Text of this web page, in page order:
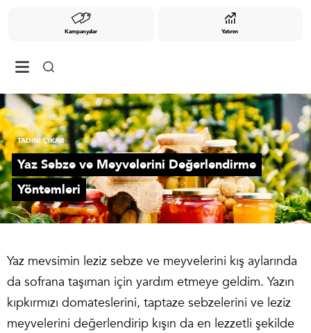
Kampanyalar Yatırım
TADINI ÇIKAR
Yaz Sebze ve Meyvelerini Değerlendirme
Yöntemleri
Yaz mevsimin leziz sebze ve meyvelerini kış aylarında
da sofrana taşıman için yardım etmeye geldim. Yazın
kıpkırmızı domateslerini, taptaze sebzelerini ve leziz
meyvelerini değerlendirip kışın da en lezzetli şekilde